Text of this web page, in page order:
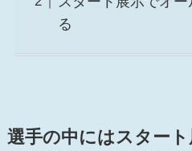
る
選手の中にはスター